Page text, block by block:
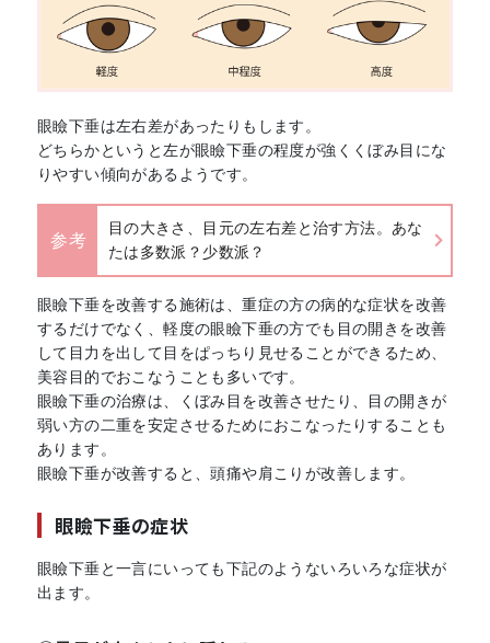
眼瞼下垂は左右差があったりもします。
どちらかというと左が眼瞼下垂の程度が強くくぼみ目にな
りやすい傾向があるようです。
参考
目の大きさ、目元の左右差と治す方法。あな
たは多数派？少数派？
眼瞼下垂を改善する施術は、重症の方の病的な症状を改善
するだけでなく、軽度の眼瞼下垂の方でも目の開きを改善
して目力を出して目をぱっちり見せることができるため、
美容目的でおこなうことも多いです。
眼瞼下垂の治療は、くぼみ目を改善させたり、目の開きが
弱い方の二重を安定させるためにおこなったりすることも
あります。
眼瞼下垂が改善すると、頭痛や肩こりが改善します。
眼瞼下垂の症状
眼瞼下垂と一言にいっても下記のようないろいろな症状が
出ます。